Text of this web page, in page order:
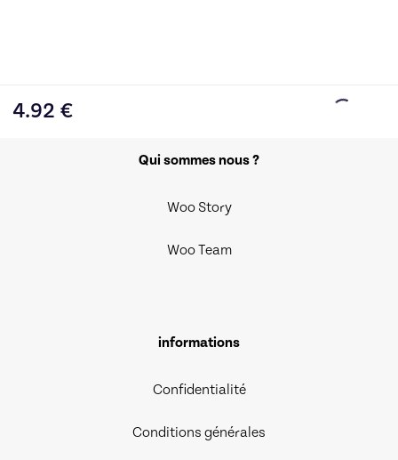
4.92 €
Qui sommes nous ?
Woo Story
Woo Team
informations
Confidentialité
Conditions générales